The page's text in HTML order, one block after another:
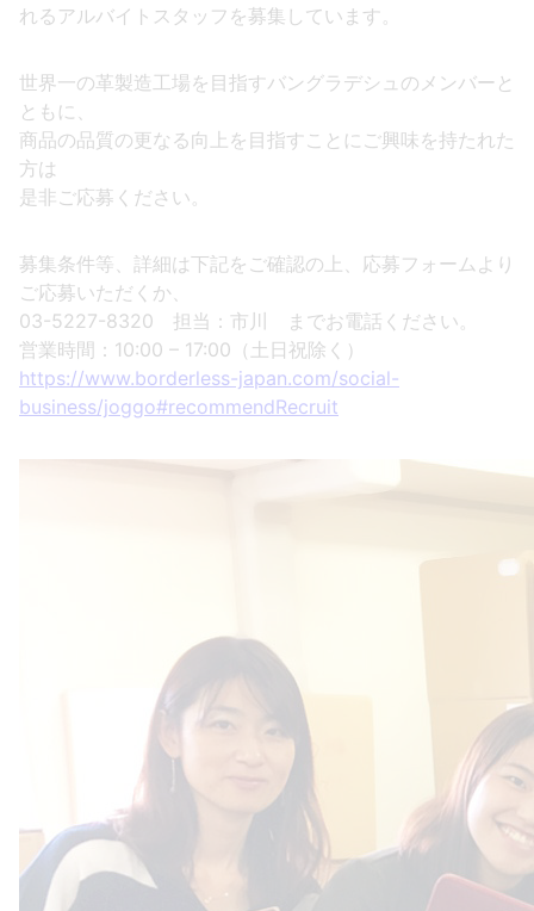
れるアルバイトスタッフを募集しています。
世界一の革製造工場を目指すバングラデシュのメンバーと
ともに、
商品の品質の更なる向上を目指すことにご興味を持たれた
方は
是非ご応募ください。
募集条件等、詳細は下記をご確認の上、応募フォームより
ご応募いただくか、
03-5227-8320 担当：市川 までお電話ください。
営業時間：10:00 – 17:00（土日祝除く）
https://www.borderless-japan.com/social-
business/joggo#recommendRecruit